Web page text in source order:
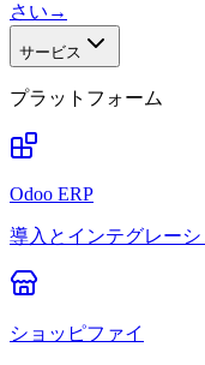
さい →
サービス
プラットフォーム
Odoo ERP
導入とインテグレーシ
ショッピファイ